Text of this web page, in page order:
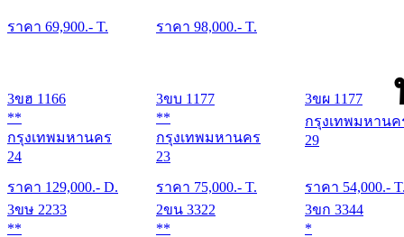
ราคา 69,900.- T. ราคา 98,000.- T.
3ขฮ 1166
**
กรุงเทพมหานคร
24
ราคา 129,000.- D.
3ขบ 1177
**
กรุงเทพมหานคร
23
ราคา 75,000.- T.
3ขผ 1177
กรุงเทพมหานค
29
ราคา 54,000.-
3ขษ 2233
**
2ขน 3322
**
3ขก 3344
*